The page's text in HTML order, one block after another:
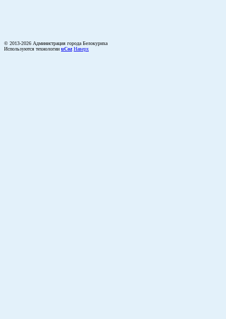
© 2013-2026 Администрация города Белокуриха
Используются технологии uCoz Наверх